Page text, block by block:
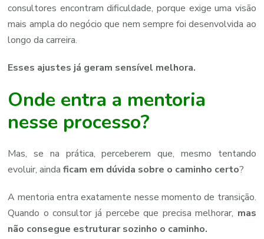
consultores encontram dificuldade, porque exige uma visão
mais ampla do negócio que nem sempre foi desenvolvida ao
longo da carreira.
Esses ajustes já geram sensível melhora.
Onde entra a mentoria
nesse processo?
Mas, se na prática, perceberem que, mesmo tentando
evoluir, aindaficam em dúvida sobre o caminho certo?
A mentoria entra exatamente nesse momento de transição.
Quando o consultor já percebe que precisa melhorar, mas
não consegue estruturar sozinho o caminho.